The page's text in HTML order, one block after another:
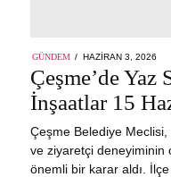
GÜNDEM
POSTED
HAZIRAN 3, 2026
Çeşme’de Yaz
İnşaatlar 15
Çeşme Belediye Meclisi,
ve ziyaretçi deneyiminin
önemli bir karar aldı.